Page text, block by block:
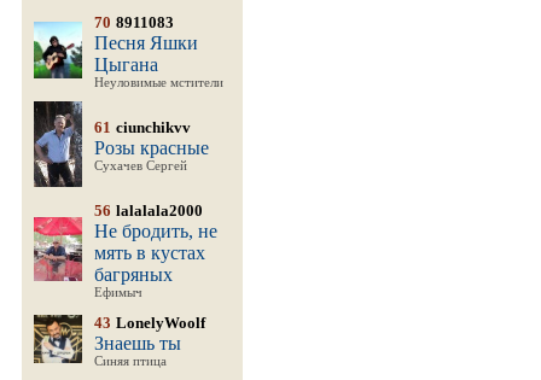
70 8911083
Песня Яшки
Цыгана
Неуловимые мстители
61 ciunchikvv
Розы красные
Сухачев Сергей
56 lalalala2000
Не бродить, не
мять в кустах
багряных
Ефимыч
43 LonelyWoolf
Знаешь ты
Синяя птица